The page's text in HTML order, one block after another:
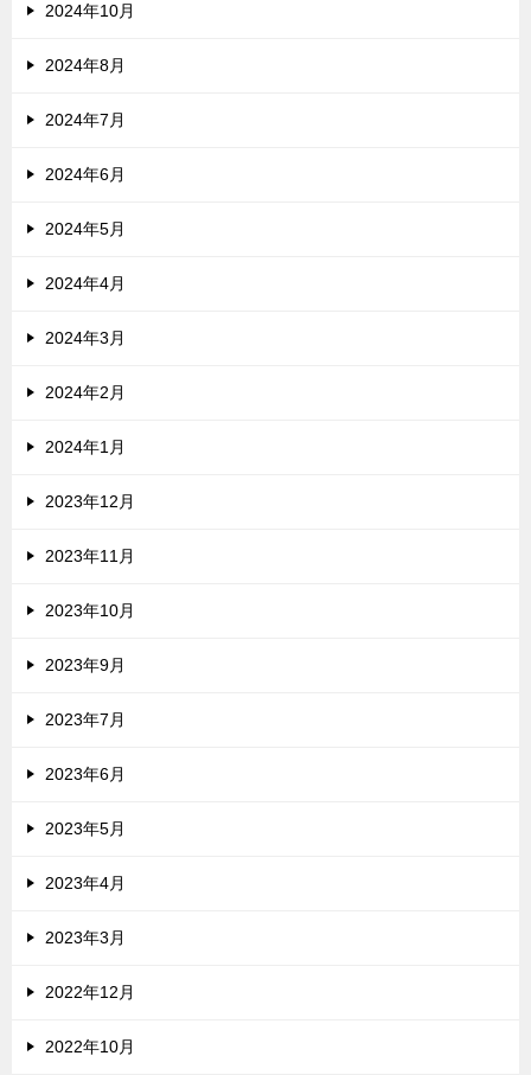
2024年10月
2024年8月
2024年7月
2024年6月
2024年5月
2024年4月
2024年3月
2024年2月
2024年1月
2023年12月
2023年11月
2023年10月
2023年9月
2023年7月
2023年6月
2023年5月
2023年4月
2023年3月
2022年12月
2022年10月